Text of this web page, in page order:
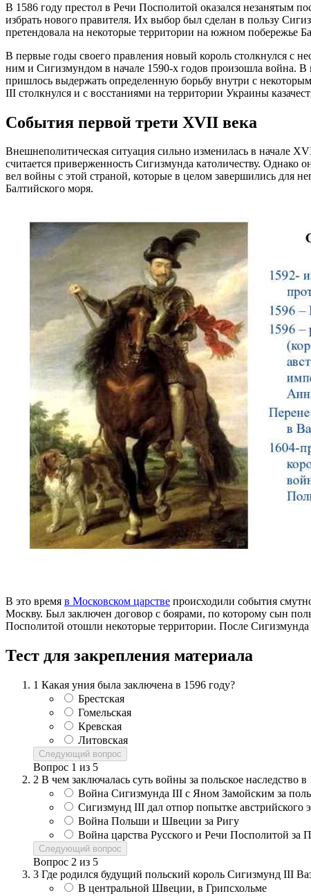
В 1586 году престол в Речи Посполитой оказался незанятым
избрать нового правителя. Их выбор был сделан в пользу
претендовала на некоторые территории на южном побережье
В первые годы своего правления новый король столкнулся с
ним и Сигизмундом в начале 1590-х годов произошла война. В
пришлось выдержать определенную борьбу внутри с
III столкнулся и с восстаниями на территории Украины
События первой трети XVII века
Внешнеполитическая ситуация сильно изменилась в начале
считается приверженность Сигизмунда католичеству. Однако
вел войны с этой страной, которые в целом завершились для
Балтийского моря.
В это время в Московском царстве происходили события
Москву. Был заключен договор с боярами, по которому сын
Посполитой отошли некоторые территории. После
Тест для закрепления материала
1 Какая уния была заключена в 1596 году?
Брестская
Гомельская
Кревская
Литовская
Следующий вопрос
Вопрос 1 из 5
2 В чем заключалась суть войны за польское наследство в
Война Сигизмунда III с Яном Замойским за
Сигизмунд III дал отпор попытке австрийского
Война Польши и Швеции за Ригу
Война царства Русского и Речи Посполитой за
Следующий вопрос
Вопрос 2 из 5
3 Где родился будущий польский король Сигизмунд III
В центральной Швеции, в Грипсхольме